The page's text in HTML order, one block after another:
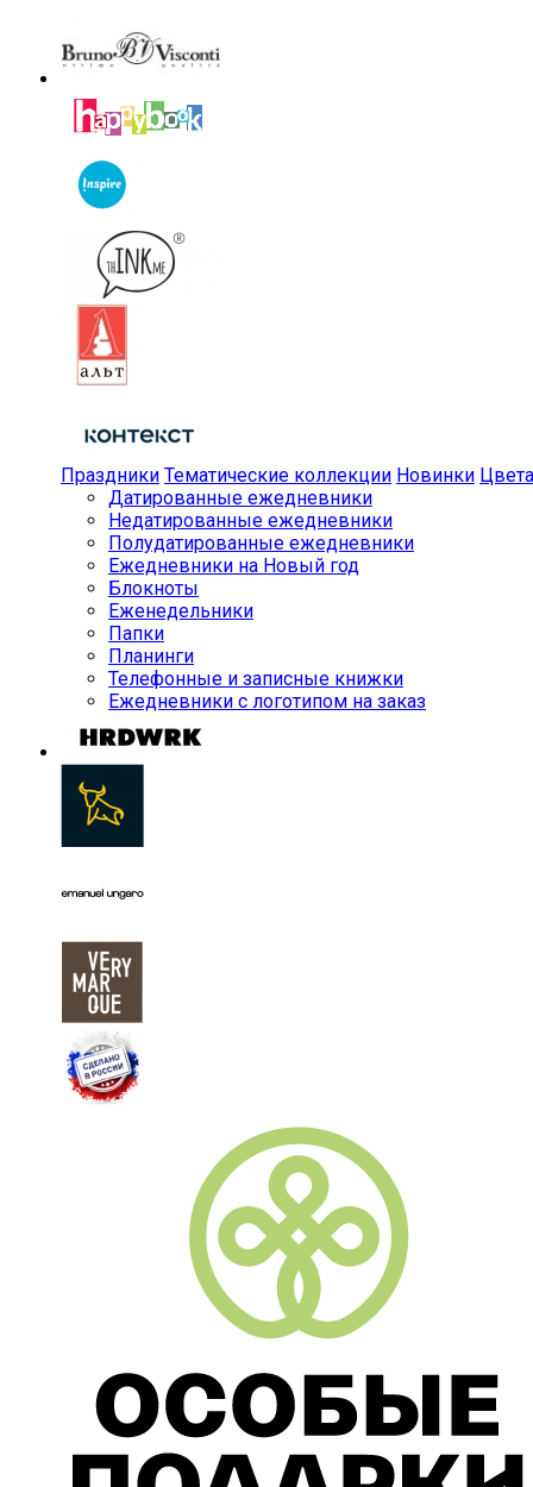
Праздники Тематические коллекции Новинки Цвета
Датированные ежедневники
Недатированные ежедневники
Полудатированные ежедневники
Ежедневники на Новый год
Блокноты
Еженедельники
Папки
Планинги
Телефонные и записные книжки
Ежедневники с логотипом на заказ